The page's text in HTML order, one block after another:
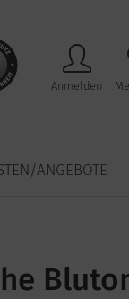
Anmelden
ANGEBOTE